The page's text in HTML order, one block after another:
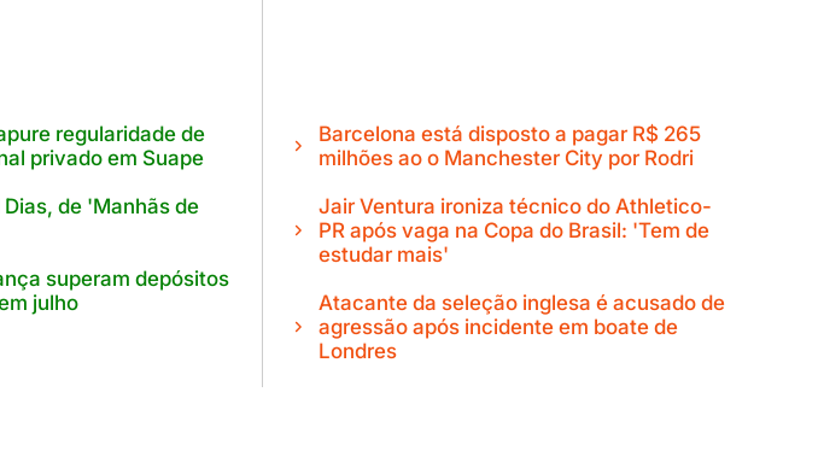
regularidade de
privado em Suape
de 'Manhãs de
superam depósitos
julho
Barcelona está disposto a pagar R$ 265
milhões ao o Manchester City por Rodri
Jair Ventura ironiza técnico do Athletico-
PR após vaga na Copa do Brasil: 'Tem de
estudar mais'
Atacante da seleção inglesa é acusado de
agressão após incidente em boate de
Londres